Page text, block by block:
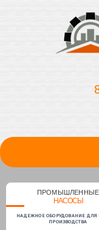
ПРОМЫШЛЕННЫЕ
НАСОСЫ
НАДЕЖНОЕ ОБОРУДОВАНИЕ ДЛЯ
ПРОИЗВОДСТВА